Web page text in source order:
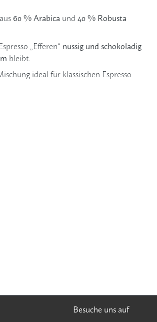
60 % Arabica und 40 % Robusta
„Efferen“ nussig und schokoladig
bleibt.
ideal für klassischen Espresso
Besuche uns auf